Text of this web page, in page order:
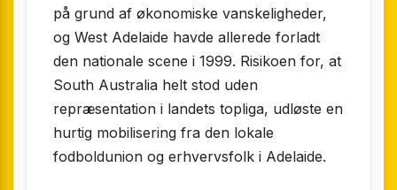
på grund af økonomiske vanskeligheder,
og West Adelaide havde allerede forladt
den nationale scene i 1999. Risikoen for, at
South Australia helt stod uden
repræsentation i landets topliga, udløste en
hurtig mobilisering fra den lokale
fodboldunion og erhvervsfolk i Adelaide.